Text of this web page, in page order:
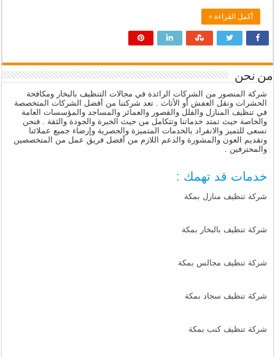
أكمل القراءة »
من نحن
شركة المنصور من الشركات الرائدة في مجالات التنظيف بالبخار ومكافحة
الحشرات ونقل العفش أو الأثاث . تعد شركتنا من أفضل الشركات المتخصصة
في تنظيف المنازل والفلل والقصور والعمائر والمساجد والمؤسسات العامة
والخاصة حيث تمتد خدماتنا وتتكامل من حيث الخبرة والجودة والثقة . فنحن
نسعى للتميز والانفراد بالخدمات المتميزة والحصرية وإرضاء جميع عملائنا
وتقديم العون والمشورة والدعم اللازم من أفضل فريق عمل من المتخصصين
والمحترفين .
خدمات قد تهمك :
شركة تنظيف منازل بمكة
شركة تنظيف بالبخار بمكة
شركة تنظيف مجالس بمكة
شركة تنظيف سجاد بمكة
شركة تنظيف كنب بمكة